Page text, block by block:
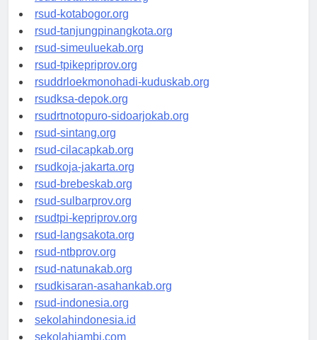
rsud-kotamakassar.org
rsud-kotabogor.org
rsud-tanjungpinangkota.org
rsud-simeuluekab.org
rsud-tpikepriprov.org
rsuddrloekmonohadi-kuduskab.org
rsudksa-depok.org
rsudrtnotopuro-sidoarjokab.org
rsud-sintang.org
rsud-cilacapkab.org
rsudkoja-jakarta.org
rsud-brebeskab.org
rsud-sulbarprov.org
rsudtpi-kepriprov.org
rsud-langsakota.org
rsud-ntbprov.org
rsud-natunakab.org
rsudkisaran-asahankab.org
rsud-indonesia.org
sekolahindonesia.id